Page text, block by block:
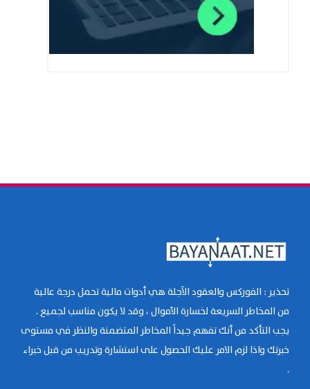
تحذير : الفوركس والعقود الآجلة هي أدوات مالية تحمل درجة عالية
من المخاطر السريعة لخسارة الأموال ، وقد لا يكون مناسب لجميع .
يجب التأكد من أنك تفهم جيداً المخاطر المتضمنة والنظر في مستوى
خبرتك واذا لزم الامر عليك الحصول على استشارة وتدريب من قبل خبراء
.